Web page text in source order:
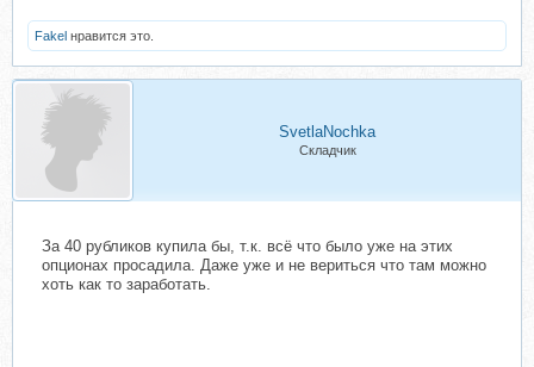
Fakel нравится это.
SvetlaNochka
Складчик
За 40 рубликов купила бы, т.к. всё что было уже на этих
опционах просадила. Даже уже и не вериться что там можно
хоть как то заработать.